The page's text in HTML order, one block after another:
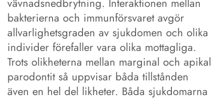
bakterierna och immunförsvaret avgör
allvarlighetsgraden av sjukdomen och olika
individer förefaller vara olika mottagliga.
Trots olikheterna mellan marginal och apikal
parodontit så uppvisar båda tillstånden
även en hel del likheter. Båda sjukdomarna